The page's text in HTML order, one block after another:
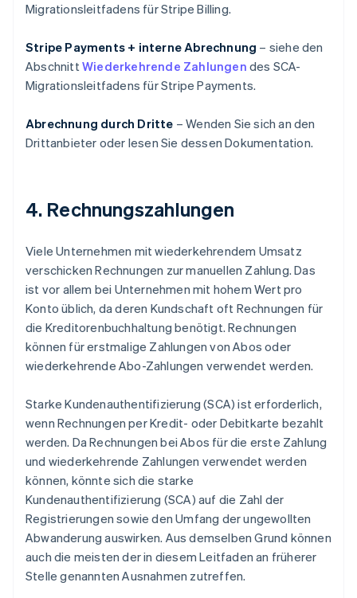
Migrationsleitfadens für Stripe Billing.
Stripe Payments + interne Abrechnung – siehe den
AbschnittWiederkehrende Zahlungen des SCA-
Migrationsleitfadens für Stripe Payments.
Abrechnung durch Dritte – Wenden Sie sich an den
Drittanbieter oder lesen Sie dessen Dokumentation.
4. Rechnungszahlungen
Viele Unternehmen mit wiederkehrendem Umsatz
verschicken Rechnungen zur manuellen Zahlung. Das
ist vor allem bei Unternehmen mit hohem Wert pro
Konto üblich, da deren Kundschaft oft Rechnungen für
die Kreditorenbuchhaltung benötigt. Rechnungen
können für erstmalige Zahlungen von Abos oder
wiederkehrende Abo-Zahlungen verwendet werden.
Starke Kundenauthentifizierung (SCA) ist erforderlich,
wenn Rechnungen per Kredit- oder Debitkarte bezahlt
werden. Da Rechnungen bei Abos für die erste Zahlung
und wiederkehrende Zahlungen verwendet werden
können, könnte sich die starke
Kundenauthentifizierung (SCA) auf die Zahl der
Registrierungen sowie den Umfang der ungewollten
Abwanderung auswirken. Aus demselben Grund können
auch die meisten der in diesem Leitfaden an früherer
Stelle genannten Ausnahmen zutreffen.